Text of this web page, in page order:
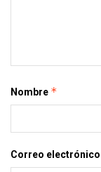
Nombre *
Correo electrónico